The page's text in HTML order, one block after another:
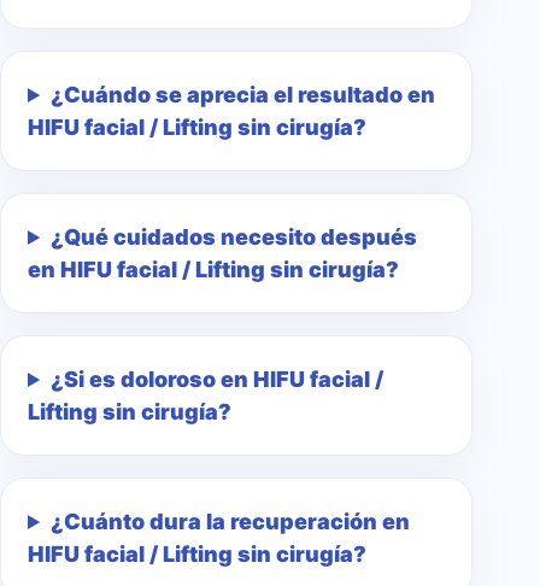
¿Cuándo se aprecia el resultado en
HIFU facial / Lifting sin cirugía?
¿Qué cuidados necesito después
en HIFU facial / Lifting sin cirugía?
¿Si es doloroso en HIFU facial /
Lifting sin cirugía?
¿Cuánto dura la recuperación en
HIFU facial / Lifting sin cirugía?